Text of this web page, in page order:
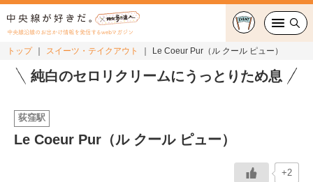
中央線沿線のお出かけ情報を発信するwebマガジン
グルメ・カフェ
おでかけ
トップ スイーツ・テイクアウト Le Coeur Pur（ル クール ピュー）
純白のセロリクリームにうっとりため息
荻窪駅
Le Coeur Pur（ル クール ピュー）
+2